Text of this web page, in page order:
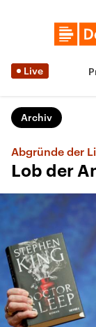
Live
Archiv
Abgründe der
Lob der